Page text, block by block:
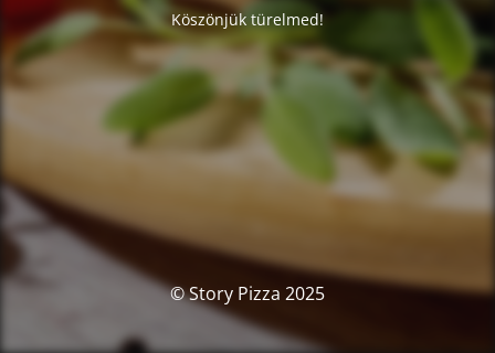
Köszönjük türelmed!
© Story Pizza 2025